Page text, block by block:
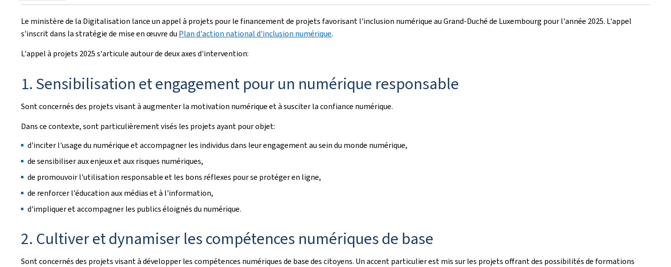
le
Le ministère de la Digitalisation lance un appel à projets pour le financement de projets favorisant l'inclusion numérique au Grand-Duché de Luxembourg pour l'année 2025. L'appel
s'inscrit dans la stratégie de mise en œuvre du Plan d'action national d'inclusion numérique.
L'appel à projets 2025 s'articule autour de deux axes d'intervention:
1. Sensibilisation et engagement pour un numérique responsable
Sont concernés des projets visant à augmenter la motivation numérique et à susciter la confiance numérique.
Dans ce contexte, sont particulièrement visés les projets ayant pour objet:
d'inciter l'usage du numérique et accompagner les individus dans leur engagement au sein du monde numérique,
de sensibiliser aux enjeux et aux risques numériques,
de promouvoir l'utilisation responsable et les bons réflexes pour se protéger en ligne,
de renforcer l'éducation aux médias et à l'information,
d'impliquer et accompagner les publics éloignés du numérique.
2. Cultiver et dynamiser les compétences numériques de base
Sont concernés des projets visant à développer les compétences numériques de base des citoyens. Un accent particulier est mis sur les projets offrant des possibilités de formations